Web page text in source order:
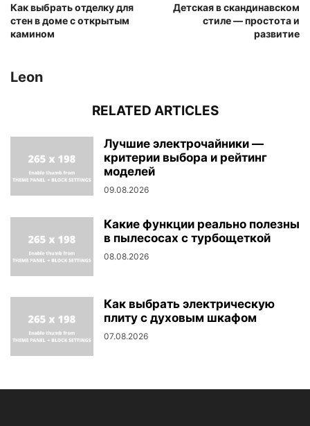
Как выбрать отделку для
стен в доме с открытым
камином
Детская в скандинавском
стиле — простота и
развитие
Leon
RELATED ARTICLES
Лучшие электрочайники —
критерии выбора и рейтинг
моделей
09.08.2026
Какие функции реально полезны
в пылесосах с турбощеткой
08.08.2026
Как выбрать электрическую
плиту с духовым шкафом
07.08.2026